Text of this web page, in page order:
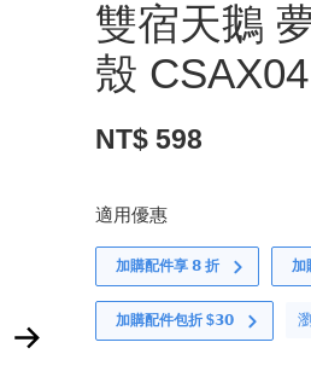
雙宿天鵝
殼 CSAX04
NT$ 598
適用優惠
加購配件享 𝟴 折 加
加購配件包折 $𝟯𝟬